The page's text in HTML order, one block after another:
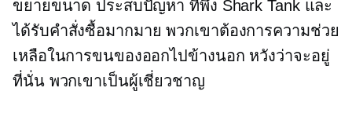
ขยายขนาด ประสบปัญหา ที่พึ่ง Shark Tank และ
ได้รับคำสั่งซื้อมากมาย พวกเขาต้องการความช่วย
เหลือในการขนของออกไปข้างนอก หวังว่าจะอยู่
ที่นั่น พวกเขาเป็นผู้เชี่ยวชาญ